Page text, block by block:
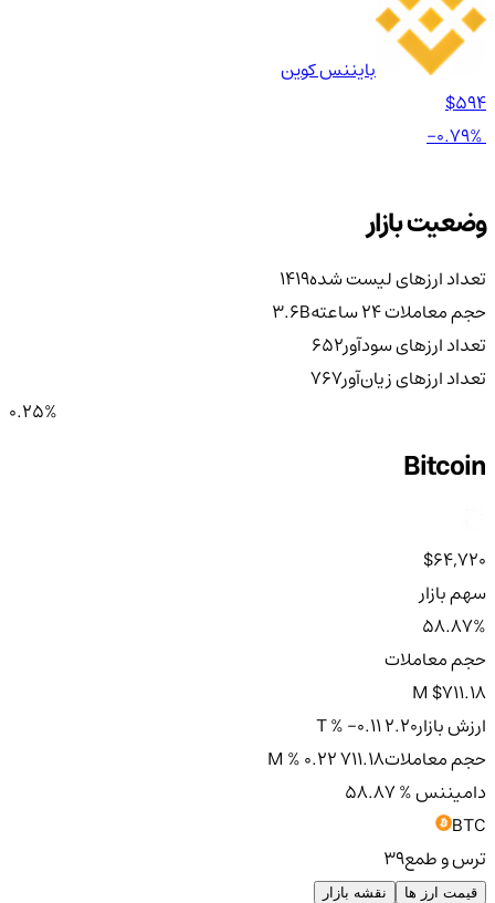
بایننس کوین
$594
-0.79%
وضعیت بازار
تعداد ارزهای لیست شده1419
حجم معاملات ۲۴ ساعته
3.6B
تعداد ارزهای سودآور652
تعداد ارزهای زیان‌آور767
0.25%
Bitcoin
$64,720
سهم بازار
58.87%
حجم معاملات
$711.18 M
ارزش بازار2.20 T
% -0.11
حجم معاملات711.18 M
% 0.22
دامیننس% 58.87
BTC
ترس و طمع39
قیمت ارز ها نقشه بازار